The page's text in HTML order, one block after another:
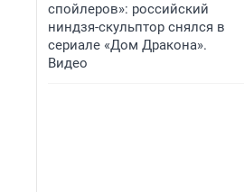
спойлеров»: российский
ниндзя-скульптор снялся в
сериале «Дом Дракона».
Видео